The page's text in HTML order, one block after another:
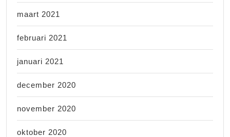
maart 2021
februari 2021
januari 2021
december 2020
november 2020
oktober 2020